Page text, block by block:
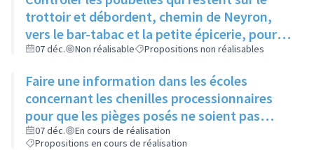
trottoir et débordent, chemin de Neyron,
vers le bar-tabac et la petite épicerie, pour
qu'elles soient sorties la veille du ramassage
07 déc. Non réalisable Propositions non réalisables
Faire une information dans les écoles
concernant les chenilles processionnaires
pour que les pièges posés ne soient pas
enlevés
07 déc.
En cours de réalisation
Propositions en cours de réalisation